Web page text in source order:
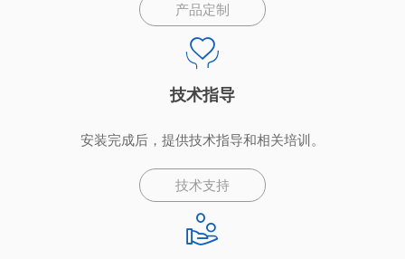
产品定制
技术指导
安装完成后，提供技术指导和相关培训。
技术支持